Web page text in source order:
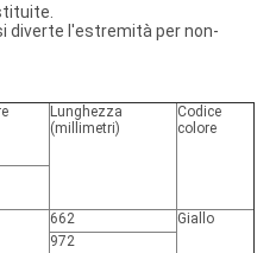
diverte l'estremità per non-
Lunghezza
(millimetri)
Codice
colore
662
Giallo
972